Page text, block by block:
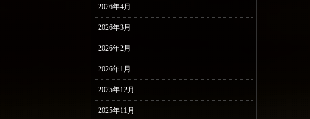
2026年4月
2026年3月
2026年2月
2026年1月
2025年12月
2025年11月